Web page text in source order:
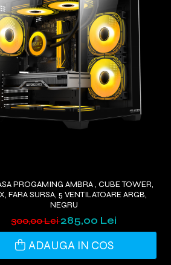
PROGAMING AMBRA , CUBE TOWER,
FARA SURSA, 5 VENTILATOARE ARGB,
NEGRU
300,00 Lei285,00 Lei
ADAUGA IN COS